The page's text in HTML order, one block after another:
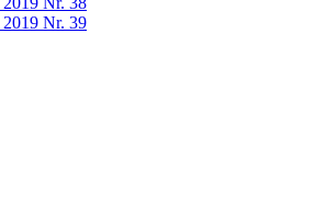
Nr. 39